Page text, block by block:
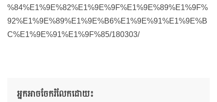
%84%E1%9E%82%E1%9E%9F%E1%9E%89%E1%9F%
92%E1%9E%89%E1%9E%B6%E1%9E%91%E1%9E%B
C%E1%9E%91%E1%9F%85/180303/
អ្នកអាចចែករំលែកដោយ៖